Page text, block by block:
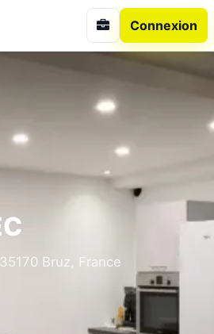
Connexion
Bruz, France